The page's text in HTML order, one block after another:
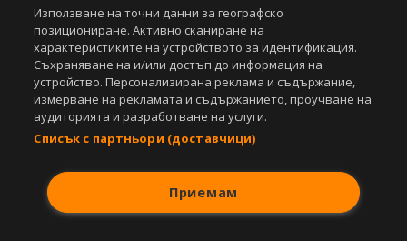
Съдържанието на този уеб сайт и технологиите, използвани в него, са
под закрила на Закона за авторското право и сродните му права.
Всички статии, репортажи, интервюта и други текстови, графични и
видео материали, публикувани в сайта, са собственост на Агенция
Спортал, освен ако изрично е посочено друго. Допуска се
публикуване на текстови материали само след писмено съгласие на
Агенция Спортал, посочване на източника и добавяне на линк към
www.sportal.bg. Използването на графични и видео материали,
публикувани в сайта, е строго забранено. Нарушителите ще бъдат
БЕЗПЛАТНОТО приложение за:
Използване на точни данни за географско
позициониране. Активно сканиране на
характеристиките на устройството за идентификация.
Съхраняване на и/или достъп до информация на
устройство. Персонализирана реклама и съдържание,
измерване на рекламата и съдържанието, проучване на
аудиторията и разработване на услуги.
Списък с партньори (доставчици)
Приемам